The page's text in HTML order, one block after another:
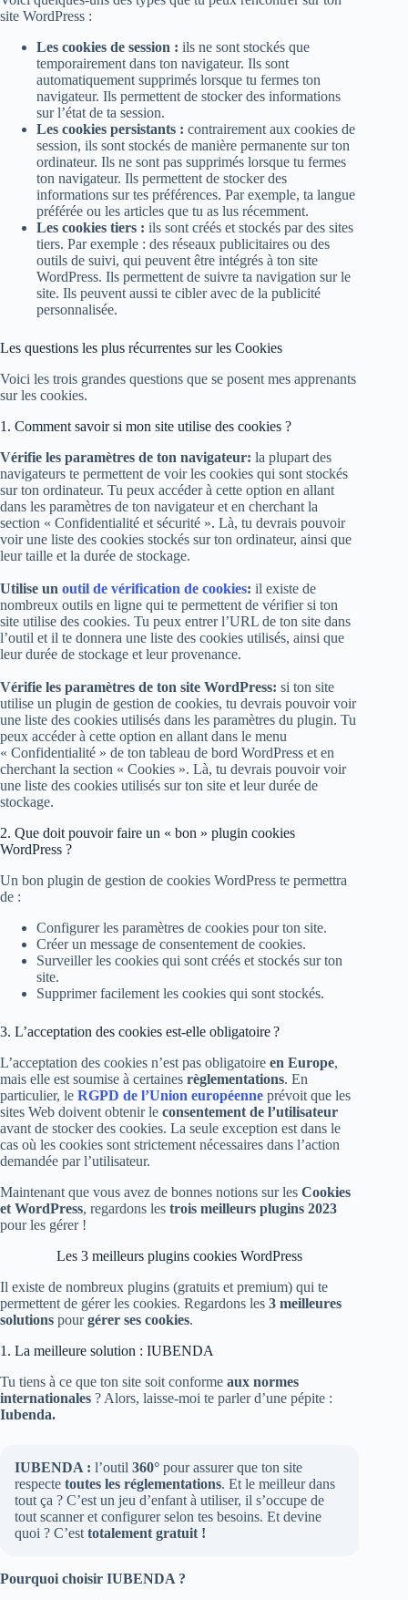
site WordPress :
Les cookies de session : ils ne sont stockés que
temporairement dans ton navigateur. Ils sont
automatiquement supprimés lorsque tu fermes ton
navigateur. Ils permettent de stocker des informations
sur l’état de ta session.
Les cookies persistants : contrairement aux cookies de
session, ils sont stockés de manière permanente sur ton
ordinateur. Ils ne sont pas supprimés lorsque tu fermes
ton navigateur. Ils permettent de stocker des
informations sur tes préférences. Par exemple, ta langue
préférée ou les articles que tu as lus récemment.
Les cookies tiers : ils sont créés et stockés par des sites
tiers. Par exemple : des réseaux publicitaires ou des
outils de suivi, qui peuvent être intégrés à ton site
WordPress. Ils permettent de suivre ta navigation sur le
site. Ils peuvent aussi te cibler avec de la publicité
personnalisée.
Les questions les plus récurrentes sur les Cookies
Voici les trois grandes questions que se posent mes apprenants
sur les cookies.
1. Comment savoir si mon site utilise des cookies ?
Vérifie les paramètres de ton navigateur: la plupart des
navigateurs te permettent de voir les cookies qui sont stockés
sur ton ordinateur. Tu peux accéder à cette option en allant
dans les paramètres de ton navigateur et en cherchant la
section « Confidentialité et sécurité ». Là, tu devrais pouvoir
voir une liste des cookies stockés sur ton ordinateur, ainsi que
leur taille et la durée de stockage.
Utilise un outil de vérification de cookies: il existe de
nombreux outils en ligne qui te permettent de vérifier si ton
site utilise des cookies. Tu peux entrer l’URL de ton site dans
l’outil et il te donnera une liste des cookies utilisés, ainsi que
leur durée de stockage et leur provenance.
Vérifie les paramètres de ton site WordPress: si ton site
utilise un plugin de gestion de cookies, tu devrais pouvoir voir
une liste des cookies utilisés dans les paramètres du plugin. Tu
peux accéder à cette option en allant dans le menu
« Confidentialité » de ton tableau de bord WordPress et en
cherchant la section « Cookies ». Là, tu devrais pouvoir voir
une liste des cookies utilisés sur ton site et leur durée de
stockage.
2. Que doit pouvoir faire un « bon » plugin cookies
WordPress ?
Un bon plugin de gestion de cookies WordPress te permettra
de :
Configurer les paramètres de cookies pour ton site.
Créer un message de consentement de cookies.
Surveiller les cookies qui sont créés et stockés sur ton
site.
Supprimer facilement les cookies qui sont stockés.
3. L’acceptation des cookies est-elle obligatoire ?
L’acceptation des cookies n’est pas obligatoire en Europe,
mais elle est soumise à certaines règlementations. En
particulier, le RGPD de l’Union européenne prévoit que les
sites Web doivent obtenir le consentement de l’utilisateur
avant de stocker des cookies. La seule exception est dans le
cas où les cookies sont strictement nécessaires dans l’action
demandée par l’utilisateur.
Maintenant que vous avez de bonnes notions sur les Cookies
et WordPress, regardons les trois meilleurs plugins 2023
pour les gérer !
Les 3 meilleurs plugins cookies WordPress
Il existe de nombreux plugins (gratuits et premium) qui te
permettent de gérer les cookies. Regardons les 3 meilleures
solutions pourgérer ses cookies.
1. La meilleure solution : IUBENDA
Tu tiens à ce que ton site soit conforme aux normes
internationales ? Alors, laisse-moi te parler d’une pépite :
Iubenda.
IUBENDA : l’outil 360° pour assurer que ton site
respecte toutes les réglementations. Et le meilleur dans
tout ça ? C’est un jeu d’enfant à utiliser, il s’occupe de
tout scanner et configurer selon tes besoins. Et devine
quoi ? C’est totalement gratuit !
Pourquoi choisir IUBENDA ?